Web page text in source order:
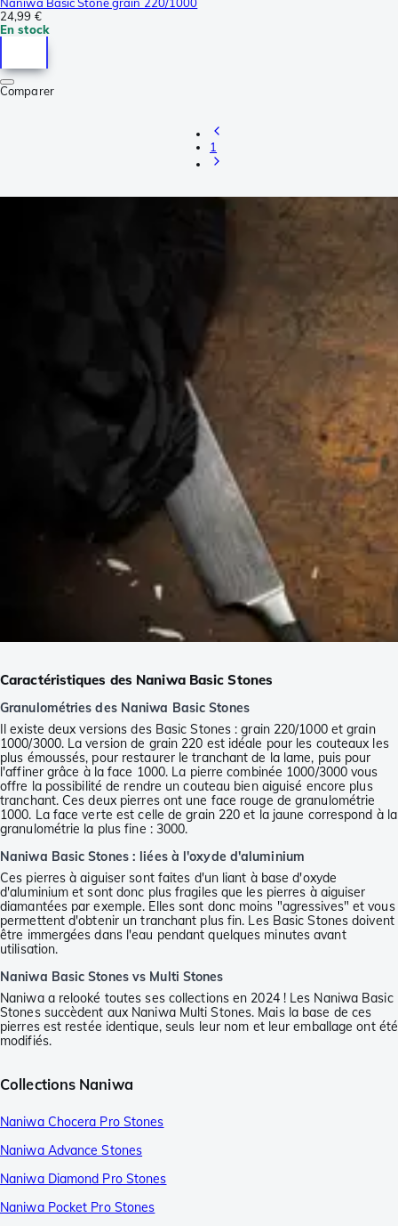
Naniwa Basic Stone grain 220/1000
24,99 €
En stock
Comparer
1
Caractéristiques des Naniwa Basic Stones
Granulométries des Naniwa Basic Stones
Il existe deux versions des Basic Stones : grain 220/1000 et grain
1000/3000. La version de grain 220 est idéale pour les couteaux les
plus émoussés, pour restaurer le tranchant de la lame, puis pour
l'affiner grâce à la face 1000. La pierre combinée 1000/3000 vous
offre la possibilité de rendre un couteau bien aiguisé encore plus
tranchant. Ces deux pierres ont une face rouge de granulométrie
1000. La face verte est celle de grain 220 et la jaune correspond à la
granulométrie la plus fine : 3000.
Naniwa Basic Stones : liées à l'oxyde d'aluminium
Ces pierres à aiguiser sont faites d'un liant à base d'oxyde
d'aluminium et sont donc plus fragiles que les pierres à aiguiser
diamantées par exemple. Elles sont donc moins "agressives" et vous
permettent d'obtenir un tranchant plus fin. Les Basic Stones doivent
être immergées dans l'eau pendant quelques minutes avant
utilisation.
Naniwa Basic Stones vs Multi Stones
Naniwa a relooké toutes ses collections en 2024 ! Les Naniwa Basic
Stones succèdent aux Naniwa Multi Stones. Mais la base de ces
pierres est restée identique, seuls leur nom et leur emballage ont été
modifiés.
Collections Naniwa
Naniwa Chocera Pro Stones
Naniwa Advance Stones
Naniwa Diamond Pro Stones
Naniwa Pocket Pro Stones